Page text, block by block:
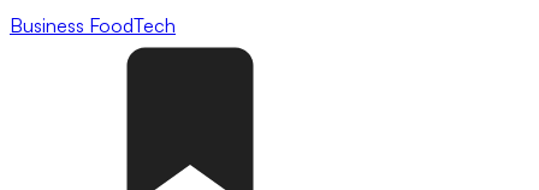
Business FoodTech